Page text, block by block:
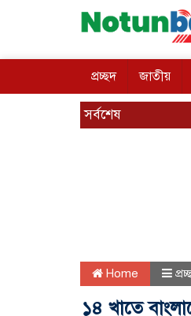
প্রচ্ছদ জাতীয়
সর্বশেষ
Home
১৪ খাতে